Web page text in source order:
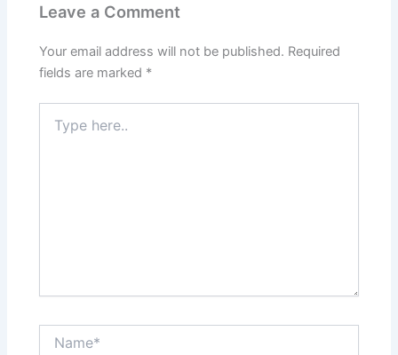
Leave a Comment
Your email address will not be published. Required
fields are marked *
here..